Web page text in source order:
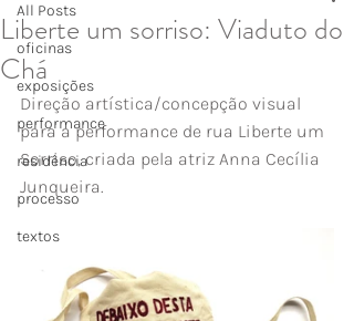
All Posts
oficinas
exposições
performance
residência
processo
textos
Liberte um sorriso: Viaduto do
Chá
Direção artística/concepção visual
para a performance de rua Liberte um
Sorriso, criada pela atriz Anna Cecília
Junqueira.